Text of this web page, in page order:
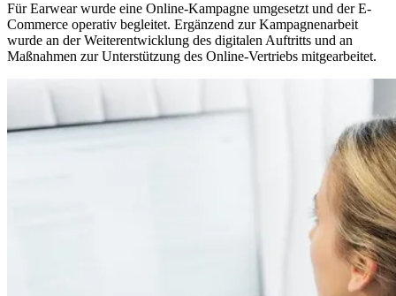
Für Earwear wurde eine Online-Kampagne umgesetzt und der E-
Commerce operativ begleitet. Ergänzend zur Kampagnenarbeit
wurde an der Weiterentwicklung des digitalen Auftritts und an
Maßnahmen zur Unterstützung des Online-Vertriebs mitgearbeitet.